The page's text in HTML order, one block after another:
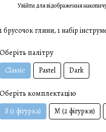
Увійтидля відображення
1 брусочок глини, 1 набір
Оберіть палітру
Classic Pastel Dark
Оберіть комплектацію
S (1 фігурка) M (2 фігурки)